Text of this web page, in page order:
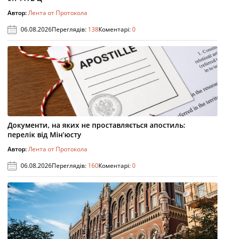
Автор:Лента от Протокола
06.08.2026Переглядів: 138Коментарі:0
Документи, на яких не проставляється апостиль:
перелік від Мін’юсту
Автор:Лента от Протокола
06.08.2026Переглядів: 160Коментарі:0